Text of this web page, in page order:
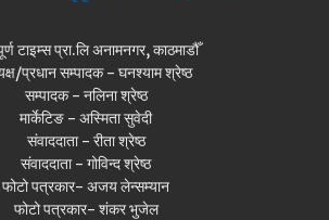
टाइम्स प्रा.लि अनामनगर, काठमाडौँ
प्रधान सम्पादक - घनश्याम श्रेष्ठ
सम्पादक - नलिना श्रेष्ठ
मार्केटिङ - अस्मिता सुवेदी
संवाददाता - रीता श्रेष्ठ
संवाददाता - गोविन्द श्रेष्ठ
फोटो पत्रकार- अजय लेन्सम्यान
फोटो पत्रकार- शंकर भुजेल